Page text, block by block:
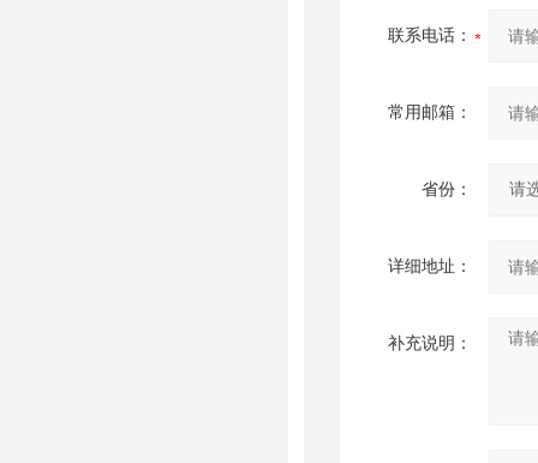
联系电话：
常用邮箱：
省份：
详细地址：
补充说明：